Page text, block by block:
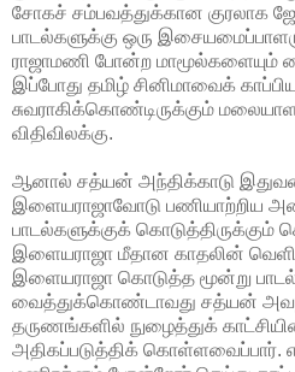
சோகச் சம்பவத்துக்கான குரலாக
பாடல்களுக்கு ஒரு
ராஜாமணி போன்ற மாமூல்களையும்
இப்போது தமிழ் சினிமாவைக்
சுவராகிக்கொண்டிருக்கும்
விதிவிலக்கு.
ஆனால் சத்யன் அந்திக்காடு
இளையராஜாவோடு பணியாற்றிய
பாடல்களுக்குக்
இளையராஜா மீதான காதலின்
இளையராஜா கொடுத்த மூன்று
வைத்துக்கொண்டாவது சத்யன்
தருணங்களில் நுழைத்துக்
அதிகப்படுத்திக் கொள்ளவைப்பார்.